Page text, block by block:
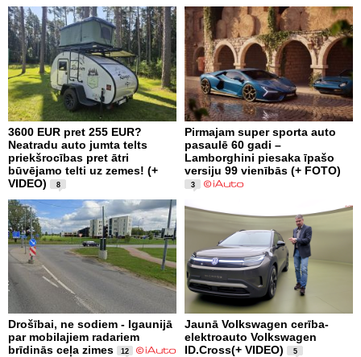
3600 EUR pret 255 EUR?
Neatradu auto jumta telts
priekšrocības pret ātri
būvējamo telti uz zemes! (+
VIDEO)
8
Pirmajam super sporta auto
pasaulē 60 gadi –
Lamborghini piesaka īpašo
versiju 99 vienībās (+ FOTO)
3
Drošībai, ne sodiem - Igaunijā
par mobilajiem radariem
brīdinās ceļa zimes
12
Jaunā Volkswagen cerība-
elektroauto Volkswagen
ID.Cross(+ VIDEO)
5